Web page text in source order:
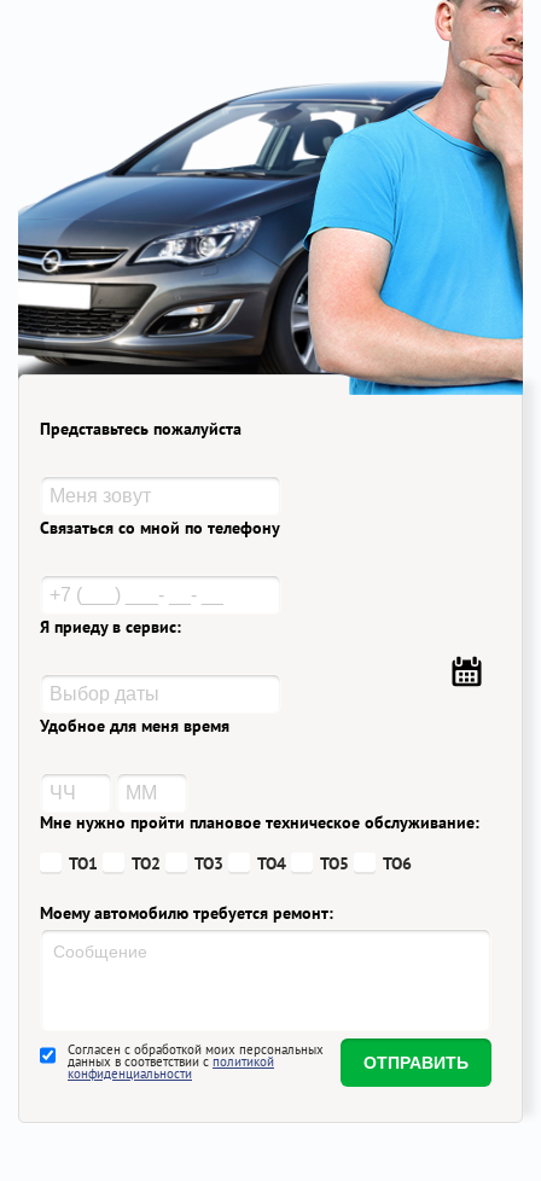
Представьтесь пожалуйста
Связаться со мной по телефону
Я приеду в сервис:
Удобное для меня время
Мне нужно пройти плановое техническое обслуживание:
ТО1
ТО2 ТО3 ТО4 ТО5 ТО6
Моему автомобилю требуется ремонт:
Согласен с обработкой моих персональных
данных в соответствии с политикой
конфиденциальности